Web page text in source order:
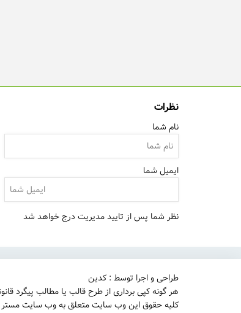
نظرات
نام شما
ایمیل شما
نظر شما پس از تایید مدیریت درج خواهد شد
طراحی و اجرا توسط : کدین
هر گونه کپی برداری از طرح قالب یا مطالب پیگرد
کلیه حقوق این وب سایت متعلق به وب سایت